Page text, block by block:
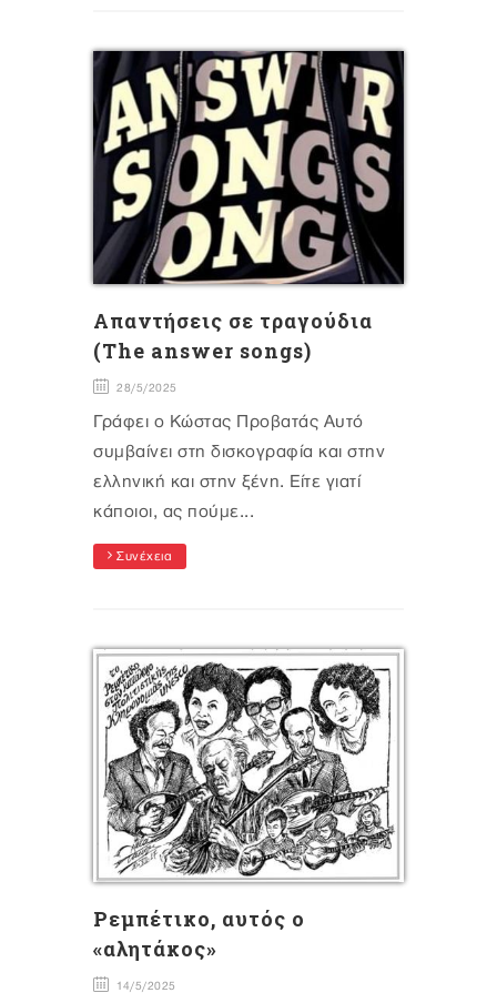
Aπαντήσεις σε τραγούδια
(Τhe answer songs)
28/5/2025
Γράφει ο Κώστας Προβατάς Αυτό
συμβαίνει στη δισκογραφία και στην
ελληνική και στην ξένη. Είτε γιατί
κάποιοι, ας πούμε...
Συνέχεια
Ρεμπέτικο, αυτός ο
«αλητάκος»
14/5/2025